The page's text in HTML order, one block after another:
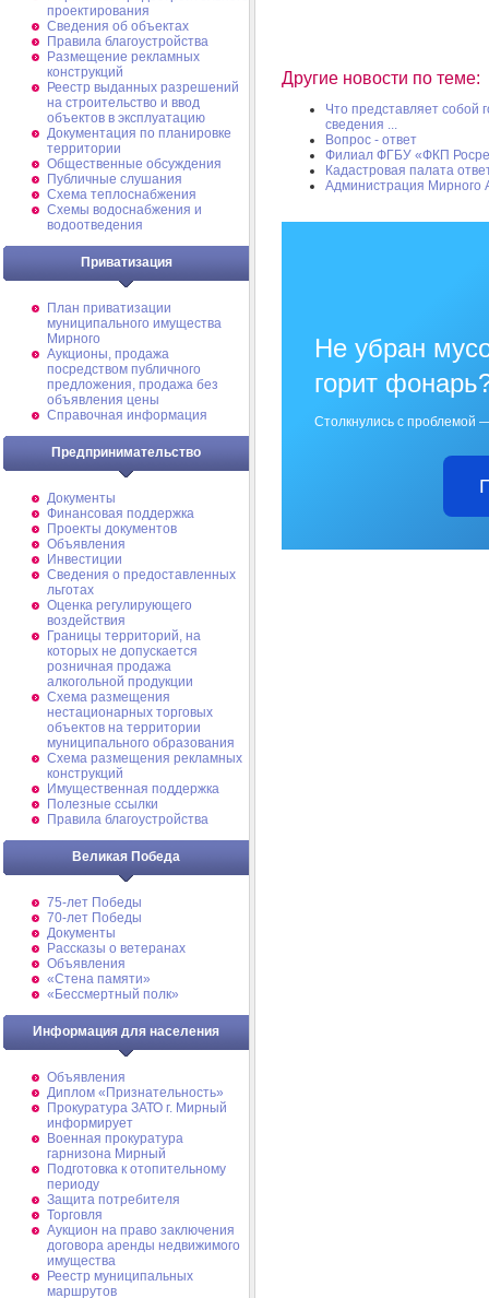
проектирования
Сведения об объектах
Правила благоустройства
Размещение рекламных
конструкций
Реестр выданных разрешений
на строительство и ввод
объектов в эксплуатацию
Документация по планировке
территории
Общественные обсуждения
Публичные слушания
Схема теплоснабжения
Схемы водоснабжения и
водоотведения
Приватизация
План приватизации
муниципального имущества
Мирного
Аукционы, продажа
посредством публичного
предложения, продажа без
объявления цены
Справочная информация
Предпринимательство
Документы
Финансовая поддержка
Проекты документов
Объявления
Инвестиции
Сведения о предоставленных
льготах
Оценка регулирующего
воздействия
Границы территорий, на
которых не допускается
розничная продажа
алкогольной продукции
Схема размещения
нестационарных торговых
объектов на территории
муниципального образования
Схема размещения рекламных
конструкций
Имущественная поддержка
Полезные ссылки
Правила благоустройства
Великая Победа
75-лет Победы
70-лет Победы
Документы
Рассказы о ветеранах
Объявления
«Стена памяти»
«Бессмертный полк»
Информация для населения
Объявления
Диплом «Признательность»
Прокуратура ЗАТО г. Мирный
информирует
Военная прокуратура
гарнизона Мирный
Подготовка к отопительному
периоду
Защита потребителя
Торговля
Аукцион на право заключения
договора аренды недвижимого
имущества
Реестр муниципальных
маршрутов
Другие новости по теме:
Что представляет собой
сведения ...
Вопрос - ответ
Филиал ФГБУ «ФКП
Кадастровая палата
Администрация Мирного
Не убран
горит
Столкнулись с проблемой